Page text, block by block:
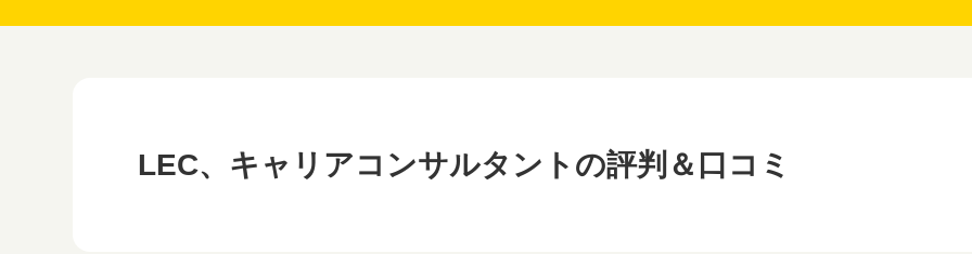
LEC、キャリアコンサルタントの評判＆口コミ